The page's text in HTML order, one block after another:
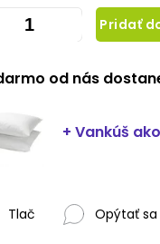
Pridať
od nás
+ Vankúš
Tlač Opýtať sa